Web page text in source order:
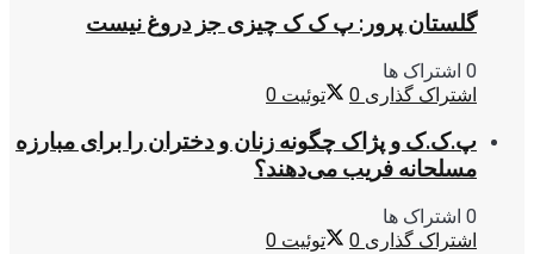
گلستان پرور: پ ک ک چیزی جز دروغ نیست
0 اشتراک ها
اشتراک گذاری 0 توئیت 0
پ.ک.ک و پژاک چگونه زنان و دختران را برای مبارزه
مسلحانه فریب می‌دهند؟
0 اشتراک ها
اشتراک گذاری 0 توئیت 0